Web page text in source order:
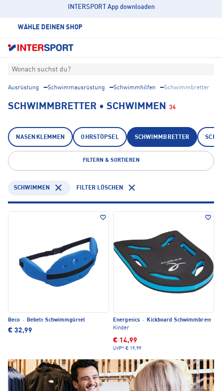
INTERSPORT App downloaden
WÄHLE DEINEN SHOP
Wonach suchst du?
Ausrüstung Schwimmausrüstung Schwimmhilfen Schwimmbretter
SCHWIMMBRETTER • SCHWIMMEN 34
NASENKLEMMEN OHRSTÖPSEL SCHWIMMBRETTER
FILTERN & SORTIEREN
SCHWIMMEN FILTER LÖSCHEN
Beco · Bebelt Schwimmgürtel
€ 32,99
Energetics ·
Kickboard Schwimmbrett
Kinder
€ 14,99
UVP* € 19,99